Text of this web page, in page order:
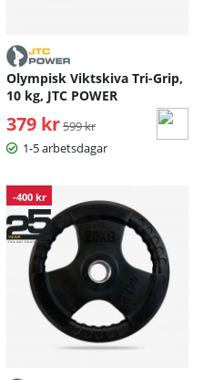
Olympisk Viktskiva Tri-Grip,
10 kg, JTC POWER
379 kr Ordinarie pris:
599 kr
1-5 arbetsdagar
-400 kr